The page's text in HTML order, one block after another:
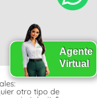
otro tipo de
Agente
Virtual